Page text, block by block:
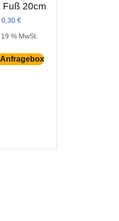
Fuß 20cm
0,30 €
% MwSt.